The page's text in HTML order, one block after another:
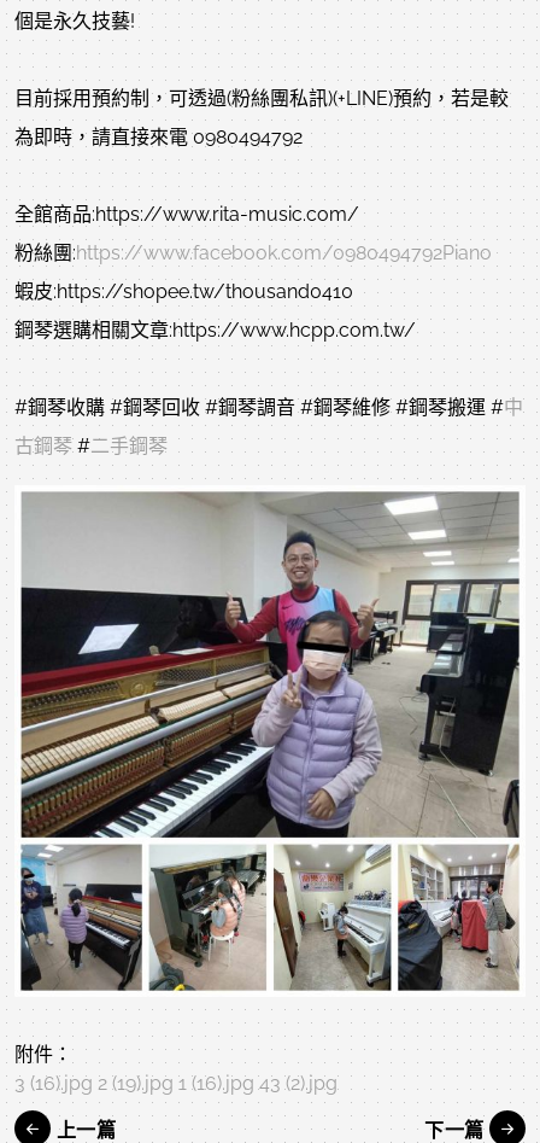
個是永久技藝!
目前採用預約制，可透過(粉絲團私訊)(+LINE)預約，若是較
為即時，請直接來電 0980494792
全館商品:https://www.rita-music.com/
粉絲團:https://www.facebook.com/0980494792Piano
蝦皮:https://shopee.tw/thousand0410
鋼琴選購相關文章:https://www.hcpp.com.tw/
#鋼琴收購 #鋼琴回收 #鋼琴調音 #鋼琴維修 #鋼琴搬運 #中
古鋼琴 #二手鋼琴
附件：
3 (16).jpg 2 (19).jpg 1 (16).jpg 43 (2).jpg
上一篇 下一篇